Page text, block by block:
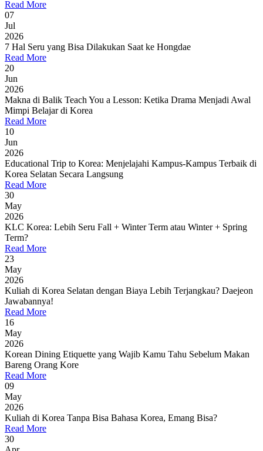
Read More
07
Jul
2026
7 Hal Seru yang Bisa Dilakukan Saat ke Hongdae
Read More
20
Jun
2026
Makna di Balik Teach You a Lesson: Ketika Drama Menjadi Awal
Mimpi Belajar di Korea
Read More
10
Jun
2026
Educational Trip to Korea: Menjelajahi Kampus-Kampus Terbaik di
Korea Selatan Secara Langsung
Read More
30
May
2026
KLC Korea: Lebih Seru Fall + Winter Term atau Winter + Spring
Term?
Read More
23
May
2026
Kuliah di Korea Selatan dengan Biaya Lebih Terjangkau? Daejeon
Jawabannya!
Read More
16
May
2026
Korean Dining Etiquette yang Wajib Kamu Tahu Sebelum Makan
Bareng Orang Kore
Read More
09
May
2026
Kuliah di Korea Tanpa Bisa Bahasa Korea, Emang Bisa?
Read More
30